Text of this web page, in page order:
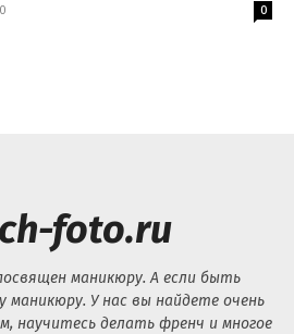
0
foto.ru
маникюру. А если быть
маникюру. У нас вы найдете очень
научитесь делать френч и многое